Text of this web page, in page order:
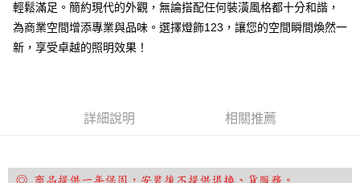
AFTEE先享後付
相關說明
【關於「AFTEE先享後付」】
３．安心：先確認商品／服務後，再付款。
結帳頁面，進行簡訊認證並確認金額後，即可完成結帳。
輕鬆滿足。簡約現代的外觀，無論搭配任何裝潢風格都十分和諧，
為商業空間增添專業與品味。選擇燈飾123，讓您的空間瞬間煥然一
新，享受卓越的照明效果！
詳細說明 相關推薦